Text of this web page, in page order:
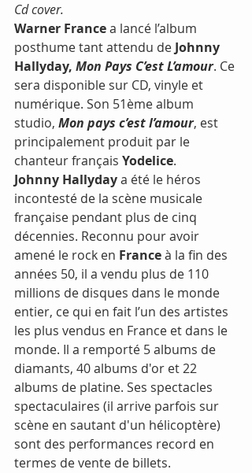
Cd cover.
Warner France a lancé l’album
posthume tant attendu de Johnny
Hallyday, Mon Pays C’est L’amour. Ce
sera disponible sur CD, vinyle et
numérique. Son 51ème album
studio, Mon pays c’est l’amour, est
principalement produit par le
chanteur français Yodelice.
Johnny Hallyday a été le héros
incontesté de la scène musicale
française pendant plus de cinq
décennies. Reconnu pour avoir
amené le rock en France à la fin des
années 50, il a vendu plus de 110
millions de disques dans le monde
entier, ce qui en fait l’un des artistes
les plus vendus en France et dans le
monde. Il a remporté 5 albums de
diamants, 40 albums d'or et 22
albums de platine. Ses spectacles
spectaculaires (il arrive parfois sur
scène en sautant d'un hélicoptère)
sont des performances record en
termes de vente de billets.